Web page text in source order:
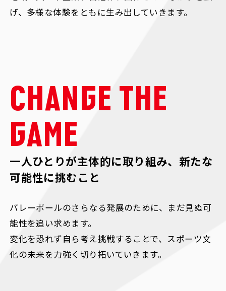
げ、多様な体験をともに生み出していきます。
CHANGE THE
GAME
一人ひとりが主体的に取り組み、新たな
可能性に挑むこと
バレーボールのさらなる発展のために、まだ見ぬ可
能性を追い求めます。
変化を恐れず自ら考え挑戦することで、スポーツ文
化の未来を力強く切り拓いていきます。